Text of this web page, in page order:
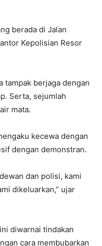
berada di Jalan
Kepolisian Resor
tampak berjaga dengan
Serta, sejumlah
mata.
kecewa dengan
dengan demonstran.
dan polisi, kami
dikeluarkan,” ujar
diwarnai tindakan
cara membubarkan